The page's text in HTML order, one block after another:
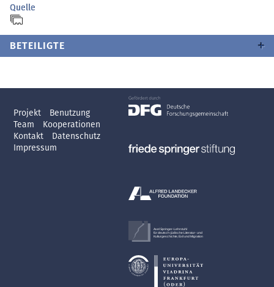
Quelle
BETEILIGTE
Projekt
Benutzung
Team
Kooperationen
Kontakt
Datenschutz
Impressum
Axel Springer-Lehrstuhl
für deutsch-jüdische Literatur- und
Kulturgeschichte, Exil und Migration